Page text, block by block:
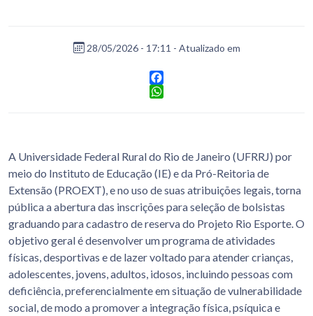
28/05/2026 - 17:11 - Atualizado em
Facebook
A Universidade Federal Rural do Rio de Janeiro (UFRRJ) por
meio do Instituto de Educação (IE) e da Pró-Reitoria de
Extensão (PROEXT), e no uso de suas atribuições legais, torna
pública a abertura das inscrições para seleção de bolsistas
graduando para cadastro de reserva do Projeto Rio Esporte. O
objetivo geral é desenvolver um programa de atividades
físicas, desportivas e de lazer voltado para atender crianças,
adolescentes, jovens, adultos, idosos, incluindo pessoas com
deficiência, preferencialmente em situação de vulnerabilidade
social, de modo a promover a integração física, psíquica e